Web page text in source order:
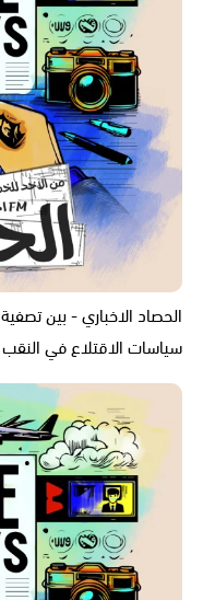
الحصاد الاخباري - بين
سياسات الاقتلاع في النقب -